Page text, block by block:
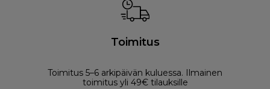
Toimitus
Toimitus 5–6 arkipäivän kuluessa. Ilmainen
toimitus yli 49€ tilauksille